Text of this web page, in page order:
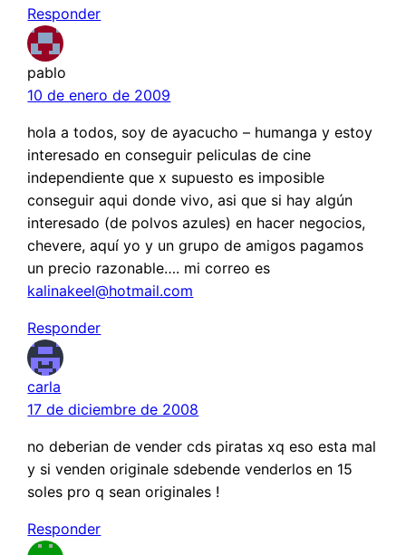
Responder
pablo
10 de enero de 2009
hola a todos, soy de ayacucho – humanga y estoy
interesado en conseguir peliculas de cine
independiente que x supuesto es imposible
conseguir aqui donde vivo, asi que si hay algún
interesado (de polvos azules) en hacer negocios,
chevere, aquí yo y un grupo de amigos pagamos
un precio razonable…. mi correo es
kalinakeel@hotmail.com
Responder
carla
17 de diciembre de 2008
no deberian de vender cds piratas xq eso esta mal
y si venden originale sdebende venderlos en 15
soles pro q sean originales !
Responder